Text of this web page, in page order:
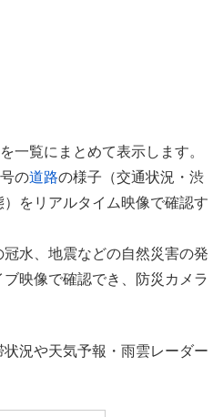
一覧にまとめて表示します。
の道路の様子（交通状況・渋
をリアルタイム映像で確認す
水、地震などの自然災害の発
映像で確認でき、防災カメラ
況や天気予報・雨雲レーダー